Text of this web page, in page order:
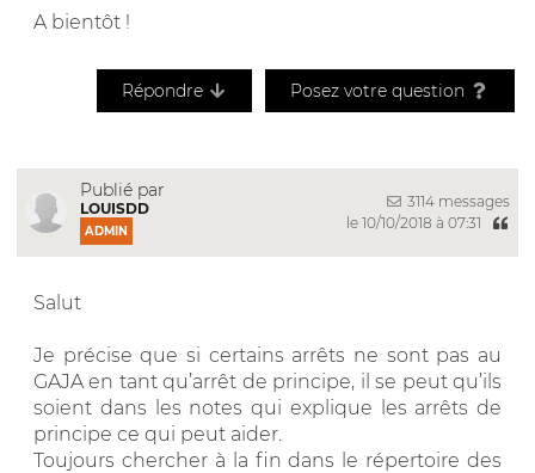
A bientôt !
Répondre Posez votre question
Publié par
LOUISDD
ADMIN
3114 messages
le 10/10/2018 à 07:31
Salut
Je précise que si certains arrêts ne sont pas au
GAJA en tant qu’arrêt de principe, il se peut qu’ils
soient dans les notes qui explique les arrêts de
principe ce qui peut aider.
Toujours chercher à la fin dans le répertoire des